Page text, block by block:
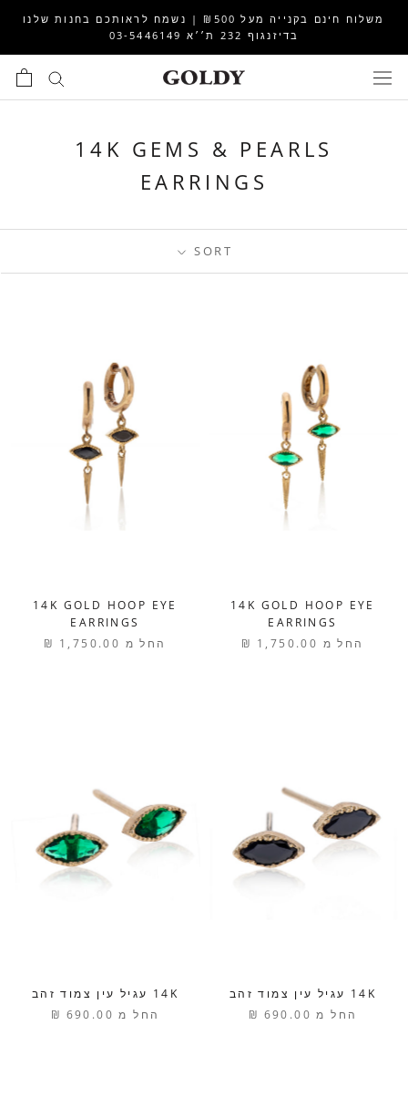
משלוח חינם בקנייה מעל ₪500 | נשמח לראותכם בחנות שלנו
בדיזנגוף 232 ת׳׳א 03-5446149
14K GEMS & PEARLS
EARRINGS
SORT
14K GOLD HOOP EYE
EARRINGS
החל מ 1,750.00 ₪
14K GOLD HOOP EYE
EARRINGS
החל מ 1,750.00 ₪
14K עגיל עין צמוד זהב
החל מ 690.00 ₪
14K עגיל עין צמוד זהב
החל מ 690.00 ₪